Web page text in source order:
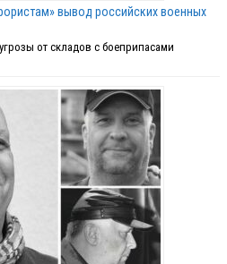
вывод российских военных
от складов с боеприпасами